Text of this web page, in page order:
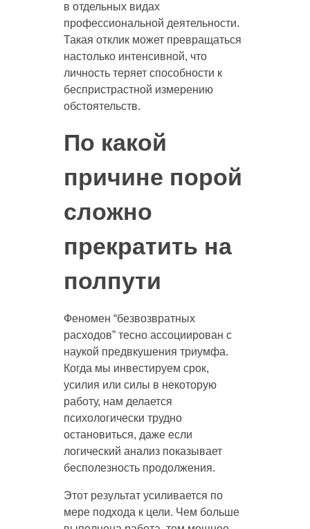
в отдельных видах
профессиональной деятельности.
Такая отклик может превращаться
настолько интенсивной, что
личность теряет способности к
беспристрастной измерению
обстоятельств.
По какой
причине порой
сложно
прекратить на
полпути
Феномен “безвозвратных
расходов” тесно ассоциирован с
наукой предвкушения триумфа.
Когда мы инвестируем срок,
усилия или силы в некоторую
работу, нам делается
психологически трудно
остановиться, даже если
логический анализ показывает
бесполезность продолжения.
Этот результат усиливается по
мере подхода к цели. Чем больше